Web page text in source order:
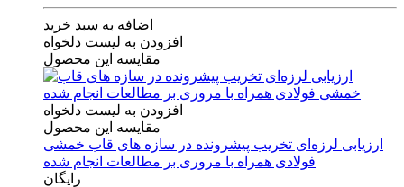
اضافه به سبد خرید
افزودن به لیست دلخواه
مقایسه این محصول
افزودن به لیست دلخواه
مقایسه این محصول
ارزیابی لرزه‌ای تخریب پیشرونده در سازه های قاب خمشی
فولادی همراه با مروری بر مطالعات انجام شده
رایگان